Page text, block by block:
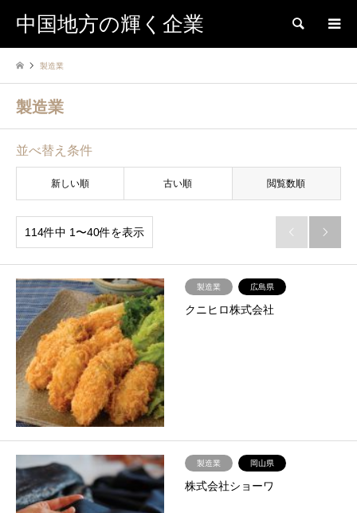
中国地方の輝く企業 検索
製造業
製造業
並べ替え条件
新しい順 古い順 閲覧数順
114件中 1〜40件を表示  
製造業 広島県
クニヒロ株式会社
製造業 岡山県
株式会社ショーワ